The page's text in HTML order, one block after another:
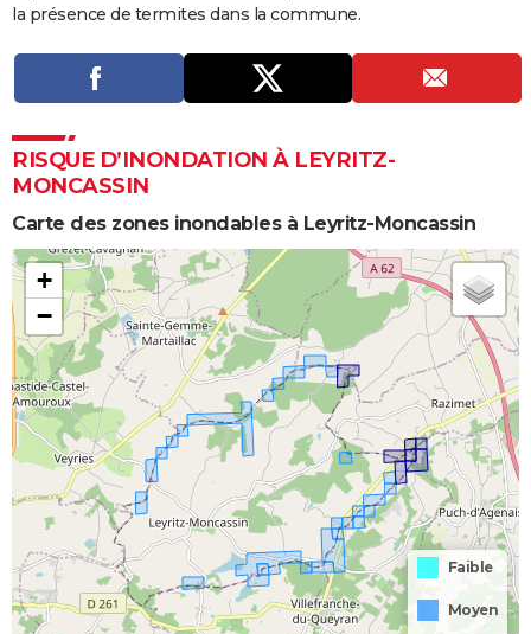
Bricolage
Lifestyle
Culture
Sport
Auto
Television
Voyage
Cinema
la présence de termites dans la commune.
RISQUE D’INONDATION À LEYRITZ-
MONCASSIN
Carte des zones inondables à Leyritz-Moncassin
+
−
Faible
Moyen